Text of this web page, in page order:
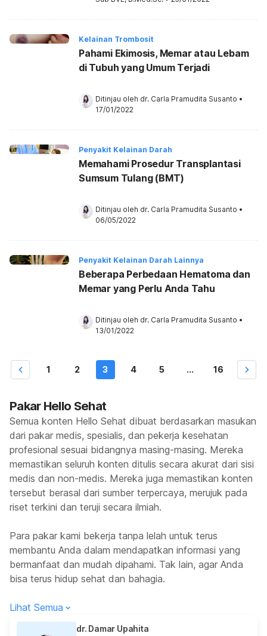
Kelainan Trombosit
Pahami Ekimosis, Memar atau Lebam
di Tubuh yang Umum Terjadi
Ditinjau oleh dr. Carla Pramudita Susanto •
17/01/2022
Penyakit Kelainan Darah
Memahami Prosedur Transplantasi
Sumsum Tulang (BMT)
Ditinjau oleh dr. Carla Pramudita Susanto •
06/05/2022
Penyakit Kelainan Darah Lainnya
Beberapa Perbedaan Hematoma dan
Memar yang Perlu Anda Tahu
Ditinjau oleh dr. Carla Pramudita Susanto •
13/01/2022
1 2 3 4 5 ... 16
Pakar Hello Sehat
Semua konten Hello Sehat dibuat berdasarkan masukan
dari pakar medis, spesialis, dan pekerja kesehatan
profesional sesuai bidangnya masing-masing. Mereka
memastikan seluruh konten ditulis secara akurat dari sisi
medis dan non-medis. Mereka juga memastikan konten
tersebut berasal dari sumber terpercaya, merujuk pada
riset terkini dan teruji secara ilmiah.
Para pakar kami bekerja tanpa lelah untuk terus
membantu Anda dalam mendapatkan informasi yang
bermanfaat dan mudah dipahami. Tak lain, agar Anda
bisa terus hidup sehat dan bahagia.
Lihat Semua
dr. Damar Upahita